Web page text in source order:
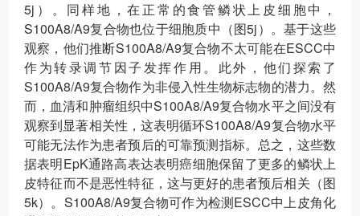
5j）。同样地，在正常的食管鳞状上皮细胞中，
S100A8/A9复合物也位于细胞质中（图5j）。基于这些
观察，他们推断S100A8/A9复合物不太可能在ESCC中
作为转录调节因子发挥作用。此外，他们探索了
S100A8/A9复合物作为非侵入性生物标志物的潜力。然
而，血清和肿瘤组织中S100A8/A9复合物水平之间没有
观察到显著相关性，这表明循环S100A8/A9复合物水平
可能无法作为患者预后的可靠预测指标。总之，这些数
据表明EpK通路高表达表明癌细胞保留了更多的鳞状上
皮特征而不是恶性特征，这与更好的患者预后相关（图
5k）。S100A8/A9复合物可作为检测ESCC中上皮角化